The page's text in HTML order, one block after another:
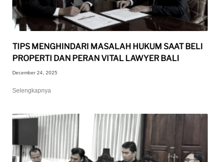
TIPS MENGHINDARI MASALAH HUKUM SAAT BELI
PROPERTI DAN PERAN VITAL LAWYER BALI
December 24, 2025
Selengkapnya